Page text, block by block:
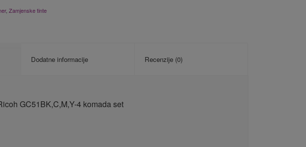
,Zamjenske tinte
Dodatne informacije Recenzije (0)
GC51BK,C,M,Y-4 komada set